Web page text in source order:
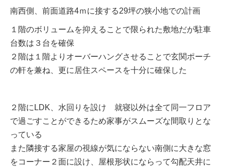
南西側、前面道路4ｍに接する29坪の狭小地での計画
１階のボリュームを抑えることで限られた敷地だが駐車
台数は３台を確保
２階は１階よりオーバーハングさせることで玄関ポーチ
の軒を兼ね、更に居住スペースを十分に確保した
２階にLDK、水回りを設け 就寝以外は全て同一フロア
で過ごすことができるため家事がスムーズな間取りとな
っている
また隣接する家屋の視線が気にならない南側に大きな窓
をコーナー２面に設け、屋根形状にならって勾配天井に